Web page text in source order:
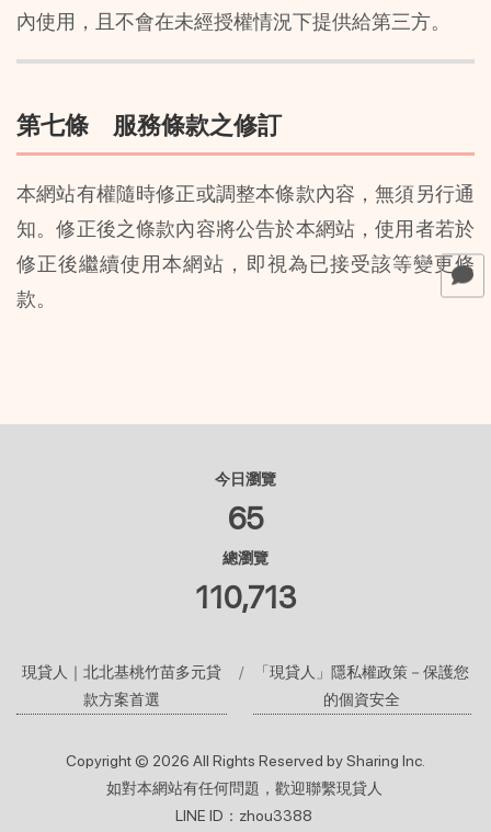
內使用，且不會在未經授權情況下提供給第三方。
第七條 服務條款之修訂
本網站有權隨時修正或調整本條款內容，無須另行通
知。修正後之條款內容將公告於本網站，使用者若於
修正後繼續使用本網站，即視為已接受該等變更條
款。
今日瀏覽
65
總瀏覽
110,713
現貸人｜北北基桃竹苗多元貸
款方案首選
「現貸人」隱私權政策－保護您
的個資安全
Copyright © 2026 All Rights Reserved by Sharing Inc.
如對本網站有任何問題，歡迎聯繫現貸人
LINE ID：zhou3388